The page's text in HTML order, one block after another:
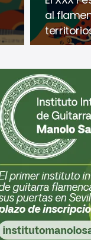
al